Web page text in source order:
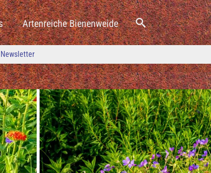
Artenreiche Bienenweide
Newsletter